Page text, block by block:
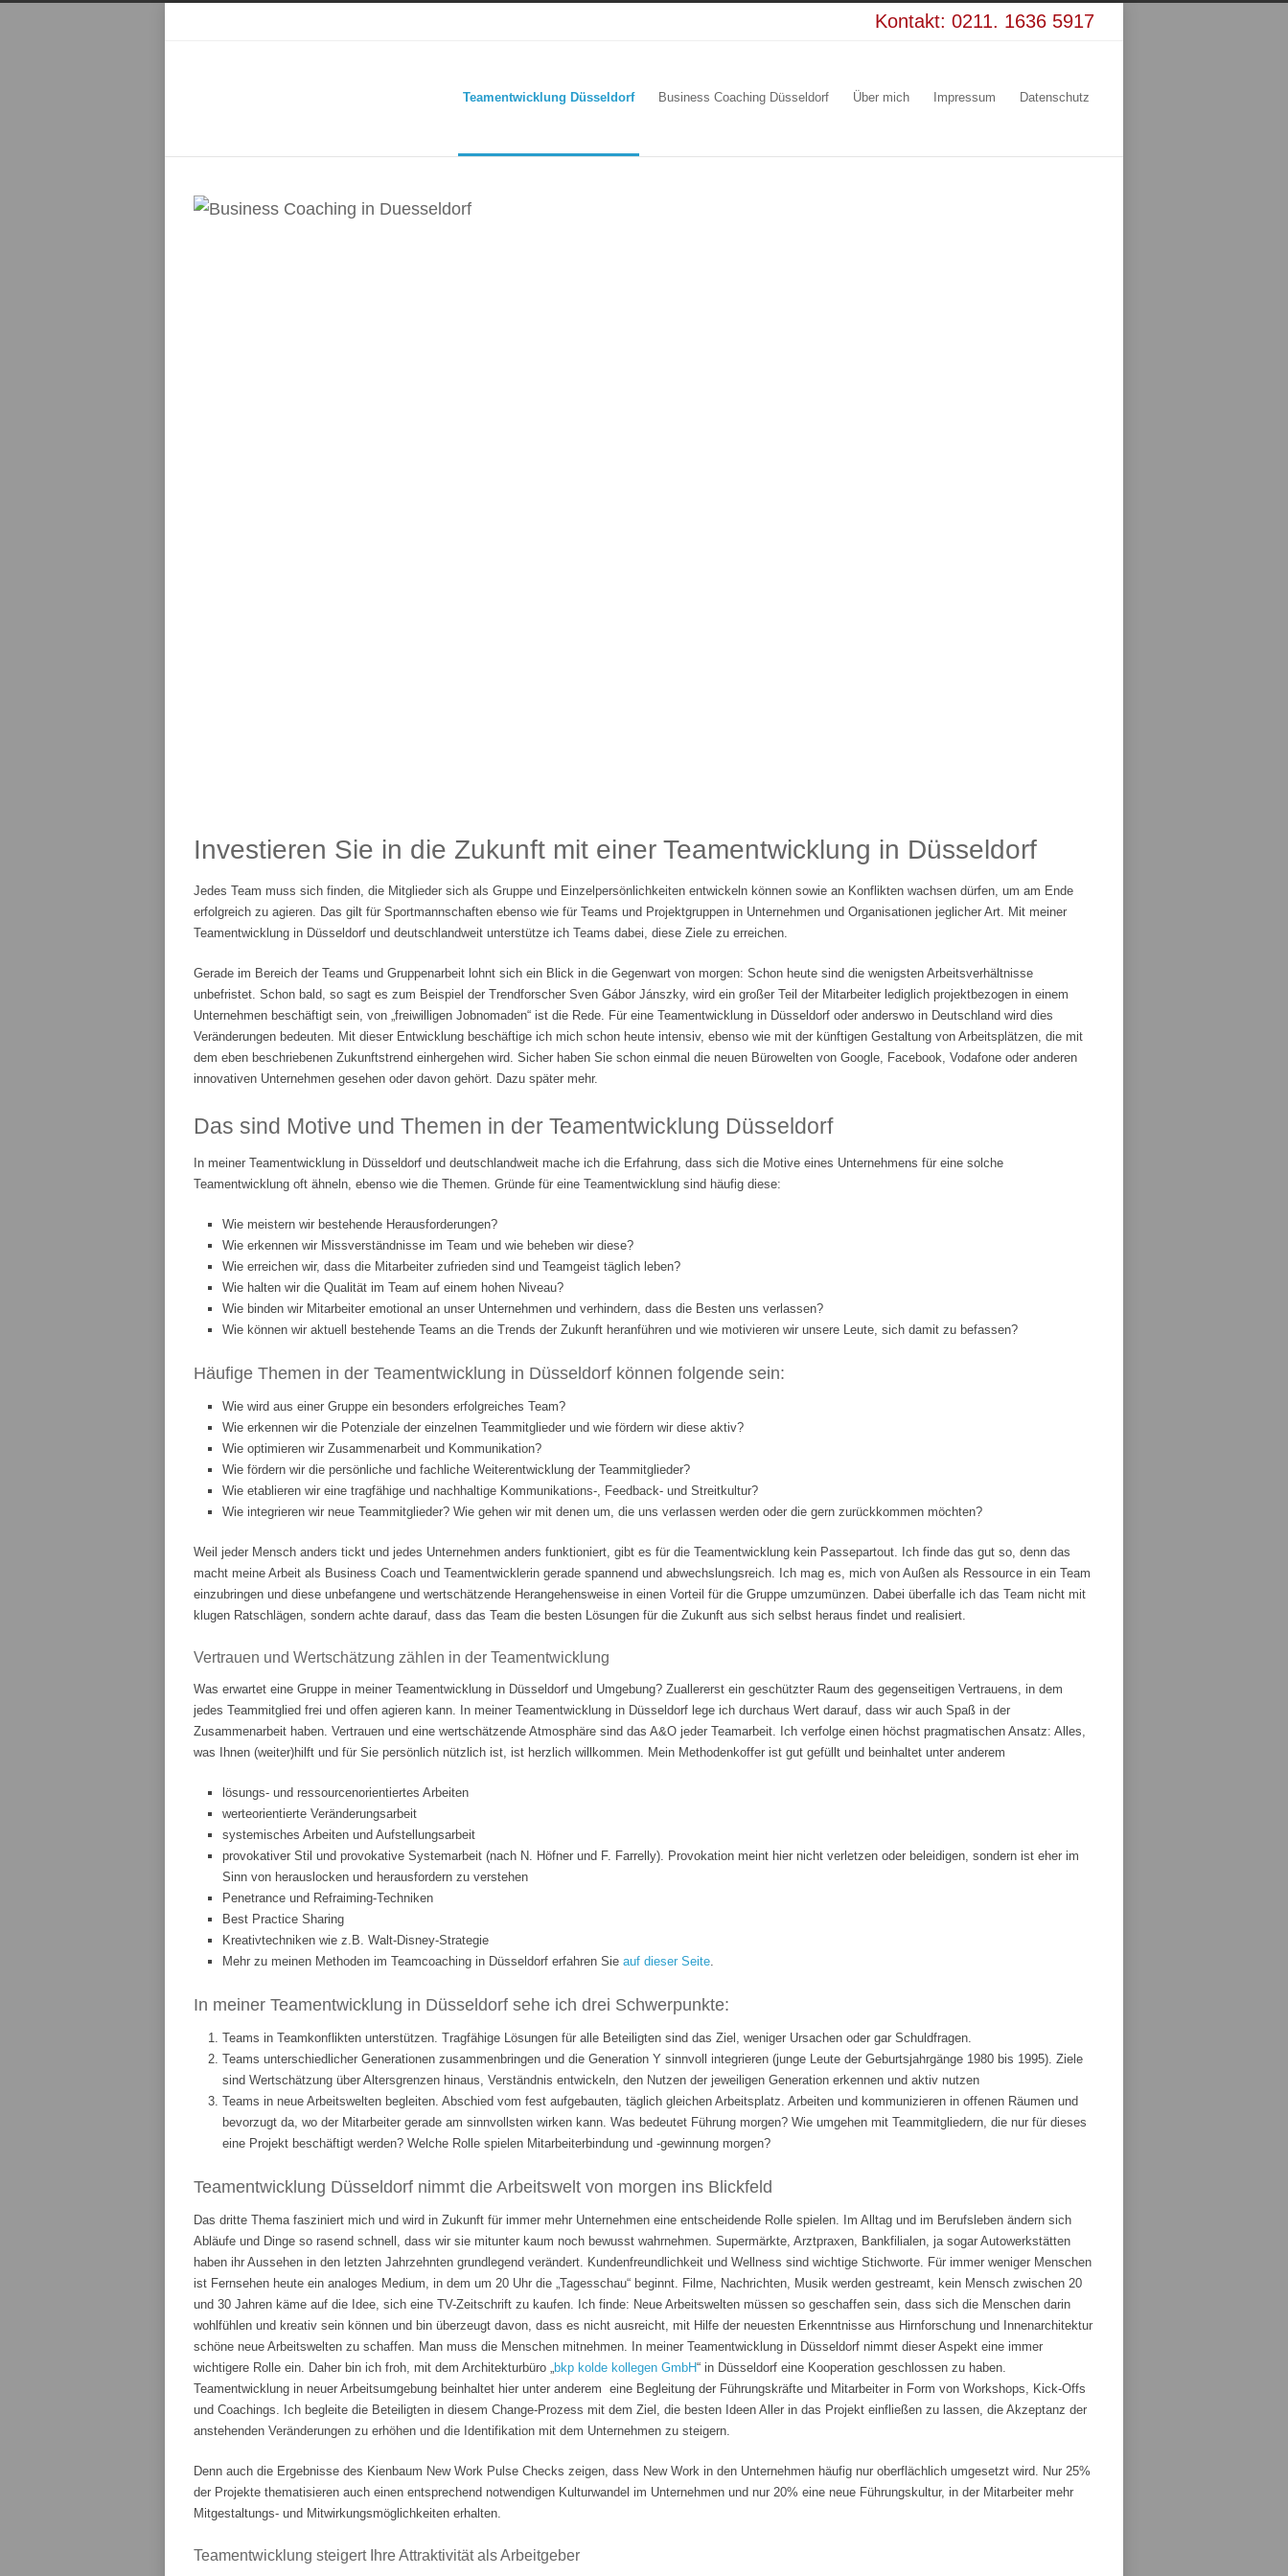
Kontakt: 0211. 1636 5917
Teamentwicklung Düsseldorf Business Coaching Düsseldorf Über mich Impressum Datenschutz
Investieren Sie in die Zukunft mit einer Teamentwicklung in Düsseldorf
Jedes Team muss sich finden, die Mitglieder sich als Gruppe und Einzelpersönlichkeiten entwickeln können sowie an Konflikten wachsen dürfen, um am Ende
erfolgreich zu agieren. Das gilt für Sportmannschaften ebenso wie für Teams und Projektgruppen in Unternehmen und Organisationen jeglicher Art. Mit meiner
Teamentwicklung in Düsseldorf und deutschlandweit unterstütze ich Teams dabei, diese Ziele zu erreichen.
Gerade im Bereich der Teams und Gruppenarbeit lohnt sich ein Blick in die Gegenwart von morgen: Schon heute sind die wenigsten Arbeitsverhältnisse
unbefristet. Schon bald, so sagt es zum Beispiel der Trendforscher Sven Gábor Jánszky, wird ein großer Teil der Mitarbeiter lediglich projektbezogen in einem
Unternehmen beschäftigt sein, von „freiwilligen Jobnomaden“ ist die Rede. Für eine Teamentwicklung in Düsseldorf oder anderswo in Deutschland wird dies
Veränderungen bedeuten. Mit dieser Entwicklung beschäftige ich mich schon heute intensiv, ebenso wie mit der künftigen Gestaltung von Arbeitsplätzen, die mit
dem eben beschriebenen Zukunftstrend einhergehen wird. Sicher haben Sie schon einmal die neuen Bürowelten von Google, Facebook, Vodafone oder anderen
innovativen Unternehmen gesehen oder davon gehört. Dazu später mehr.
Das sind Motive und Themen in der Teamentwicklung Düsseldorf
In meiner Teamentwicklung in Düsseldorf und deutschlandweit mache ich die Erfahrung, dass sich die Motive eines Unternehmens für eine solche
Teamentwicklung oft ähneln, ebenso wie die Themen. Gründe für eine Teamentwicklung sind häufig diese:
Wie meistern wir bestehende Herausforderungen?
Wie erkennen wir Missverständnisse im Team und wie beheben wir diese?
Wie erreichen wir, dass die Mitarbeiter zufrieden sind und Teamgeist täglich leben?
Wie halten wir die Qualität im Team auf einem hohen Niveau?
Wie binden wir Mitarbeiter emotional an unser Unternehmen und verhindern, dass die Besten uns verlassen?
Wie können wir aktuell bestehende Teams an die Trends der Zukunft heranführen und wie motivieren wir unsere Leute, sich damit zu befassen?
Häufige Themen in der Teamentwicklung in Düsseldorf können folgende sein:
Wie wird aus einer Gruppe ein besonders erfolgreiches Team?
Wie erkennen wir die Potenziale der einzelnen Teammitglieder und wie fördern wir diese aktiv?
Wie optimieren wir Zusammenarbeit und Kommunikation?
Wie fördern wir die persönliche und fachliche Weiterentwicklung der Teammitglieder?
Wie etablieren wir eine tragfähige und nachhaltige Kommunikations-, Feedback- und Streitkultur?
Wie integrieren wir neue Teammitglieder? Wie gehen wir mit denen um, die uns verlassen werden oder die gern zurückkommen möchten?
Weil jeder Mensch anders tickt und jedes Unternehmen anders funktioniert, gibt es für die Teamentwicklung kein Passepartout. Ich finde das gut so, denn das
macht meine Arbeit als Business Coach und Teamentwicklerin gerade spannend und abwechslungsreich. Ich mag es, mich von Außen als Ressource in ein Team
einzubringen und diese unbefangene und wertschätzende Herangehensweise in einen Vorteil für die Gruppe umzumünzen. Dabei überfalle ich das Team nicht mit
klugen Ratschlägen, sondern achte darauf, dass das Team die besten Lösungen für die Zukunft aus sich selbst heraus findet und realisiert.
Vertrauen und Wertschätzung zählen in der Teamentwicklung
Was erwartet eine Gruppe in meiner Teamentwicklung in Düsseldorf und Umgebung? Zuallererst ein geschützter Raum des gegenseitigen Vertrauens, in dem
jedes Teammitglied frei und offen agieren kann. In meiner Teamentwicklung in Düsseldorf lege ich durchaus Wert darauf, dass wir auch Spaß in der
Zusammenarbeit haben. Vertrauen und eine wertschätzende Atmosphäre sind das A&O jeder Teamarbeit. Ich verfolge einen höchst pragmatischen Ansatz: Alles,
was Ihnen (weiter)hilft und für Sie persönlich nützlich ist, ist herzlich willkommen. Mein Methodenkoffer ist gut gefüllt und beinhaltet unter anderem
lösungs- und ressourcenorientiertes Arbeiten
werteorientierte Veränderungsarbeit
systemisches Arbeiten und Aufstellungsarbeit
provokativer Stil und provokative Systemarbeit (nach N. Höfner und F. Farrelly). Provokation meint hier nicht verletzen oder beleidigen, sondern ist eher im
Sinn von herauslocken und herausfordern zu verstehen
Penetrance und Refraiming-Techniken
Best Practice Sharing
Kreativtechniken wie z.B. Walt-Disney-Strategie
Mehr zu meinen Methoden im Teamcoaching in Düsseldorf erfahren Sie auf dieser Seite.
In meiner Teamentwicklung in Düsseldorf sehe ich drei Schwerpunkte:
Teams in Teamkonflikten unterstützen. Tragfähige Lösungen für alle Beteiligten sind das Ziel, weniger Ursachen oder gar Schuldfragen.
Teams unterschiedlicher Generationen zusammenbringen und die Generation Y sinnvoll integrieren (junge Leute der Geburtsjahrgänge 1980 bis 1995). Ziele
sind Wertschätzung über Altersgrenzen hinaus, Verständnis entwickeln, den Nutzen der jeweiligen Generation erkennen und aktiv nutzen
Teams in neue Arbeitswelten begleiten. Abschied vom fest aufgebauten, täglich gleichen Arbeitsplatz. Arbeiten und kommunizieren in offenen Räumen und
bevorzugt da, wo der Mitarbeiter gerade am sinnvollsten wirken kann. Was bedeutet Führung morgen? Wie umgehen mit Teammitgliedern, die nur für dieses
eine Projekt beschäftigt werden? Welche Rolle spielen Mitarbeiterbindung und -gewinnung morgen?
Teamentwicklung Düsseldorf nimmt die Arbeitswelt von morgen ins Blickfeld
Das dritte Thema fasziniert mich und wird in Zukunft für immer mehr Unternehmen eine entscheidende Rolle spielen. Im Alltag und im Berufsleben ändern sich
Abläufe und Dinge so rasend schnell, dass wir sie mitunter kaum noch bewusst wahrnehmen. Supermärkte, Arztpraxen, Bankfilialen, ja sogar Autowerkstätten
haben ihr Aussehen in den letzten Jahrzehnten grundlegend verändert. Kundenfreundlichkeit und Wellness sind wichtige Stichworte. Für immer weniger Menschen
ist Fernsehen heute ein analoges Medium, in dem um 20 Uhr die „Tagesschau“ beginnt. Filme, Nachrichten, Musik werden gestreamt, kein Mensch zwischen 20
und 30 Jahren käme auf die Idee, sich eine TV-Zeitschrift zu kaufen. Ich finde: Neue Arbeitswelten müssen so geschaffen sein, dass sich die Menschen darin
wohlfühlen und kreativ sein können und bin überzeugt davon, dass es nicht ausreicht, mit Hilfe der neuesten Erkenntnisse aus Hirnforschung und Innenarchitektur
schöne neue Arbeitswelten zu schaffen. Man muss die Menschen mitnehmen. In meiner Teamentwicklung in Düsseldorf nimmt dieser Aspekt eine immer
wichtigere Rolle ein. Daher bin ich froh, mit dem Architekturbüro „bkp kolde kollegen GmbH“ in Düsseldorf eine Kooperation geschlossen zu haben.
Teamentwicklung in neuer Arbeitsumgebung beinhaltet hier unter anderem eine Begleitung der Führungskräfte und Mitarbeiter in Form von Workshops, Kick-Offs
und Coachings. Ich begleite die Beteiligten in diesem Change-Prozess mit dem Ziel, die besten Ideen Aller in das Projekt einfließen zu lassen, die Akzeptanz der
anstehenden Veränderungen zu erhöhen und die Identifikation mit dem Unternehmen zu steigern.
Denn auch die Ergebnisse des Kienbaum New Work Pulse Checks zeigen, dass New Work in den Unternehmen häufig nur oberflächlich umgesetzt wird. Nur 25%
der Projekte thematisieren auch einen entsprechend notwendigen Kulturwandel im Unternehmen und nur 20% eine neue Führungskultur, in der Mitarbeiter mehr
Mitgestaltungs- und Mitwirkungsmöglichkeiten erhalten.
Teamentwicklung steigert Ihre Attraktivität als Arbeitgeber